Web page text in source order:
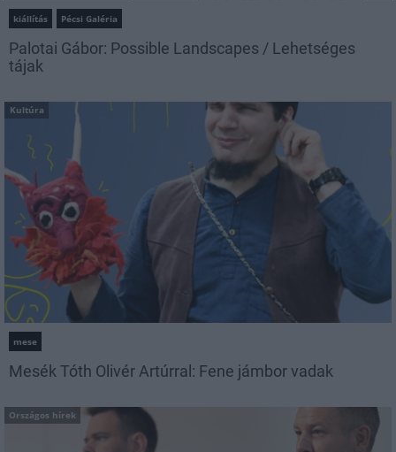
kiállítás Pécsi Galéria
Palotai Gábor: Possible Landscapes / Lehetséges
tájak
Kultúra
mese
Mesék Tóth Olivér Artúrral: Fene jámbor vadak
Országos hírek